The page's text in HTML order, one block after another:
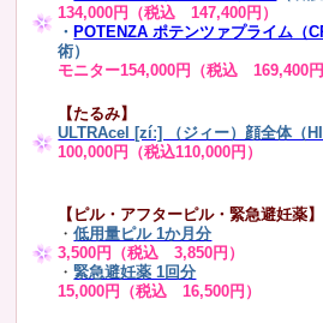
134,000円（税込 147,400円）
・ POTENZA ポテンツァプライム（
術）
モニター154,000円（税込 169,400円
【たるみ】
ULTRAcel [zíː] （ジィー）顔全体（
100,000円（税込110,000円）
【ピル・アフターピル・緊急避妊薬】
・低用量ピル 1か月分
3,500円（税込 3,850円）
・緊急避妊薬 1回分
15,000円（税込 16,500円）